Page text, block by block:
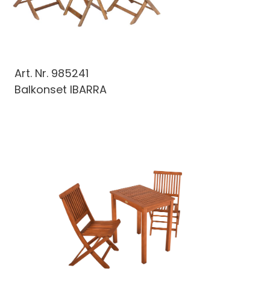
Art. Nr. 985241
Balkonset IBARRA